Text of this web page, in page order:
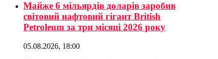
Майже 6 мільярдів доларів заробив
світовий нафтовий гігант British
Petroleum за три місяці 2026 року
05.08.2026, 18:00